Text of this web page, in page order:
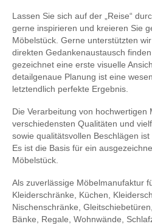
Lassen Sie sich auf der „Reise“
gerne inspirieren und kreieren Sie
Möbelstück. Gerne unterstützten
direkten Gedankenaustausch
gezeichnet eine erste visuelle
detailgenaue Planung ist eine
letztendlich perfekte Ergebnis.
Die Verarbeitung von hochwertigen
verschiedensten Qualitäten und
sowie qualitätsvollen Beschlägen
Es ist die Basis für ein
Möbelstück.
Als zuverlässige Möbelmanufaktur
Kleiderschränke, Küchen,
Nischenschränke,
Bänke, Regale, Wohnwände,